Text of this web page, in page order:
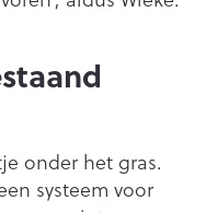
onder het gras.
systeem voor